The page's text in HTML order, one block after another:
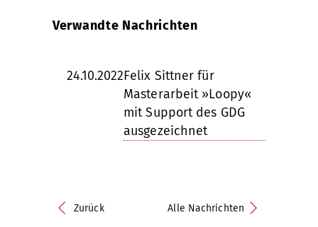
Verwandte Nachrichten
24.10.2022Felix Sittner für
Masterarbeit »Loopy«
mit Support des GDG
ausgezeichnet
Zurück Alle Nachrichten